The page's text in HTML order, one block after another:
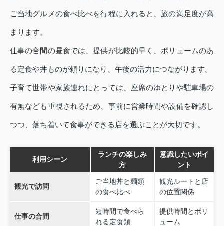
ご当地グルメの食べ比べを行程に入れると、旅の満足度が高
まります。
仕事の合間の昼食では、提供が比較的早く、ボリュームのあ
る定食や丼ものが頼りになり、午後の活力につながります。
子育て世帯や家族連れにとっては、座席のゆとりや駐車場の
有無なども重視されるため、事前に営業時間や設備を確認し
つつ、落ち着いて食事ができる店を選ぶことが大切です。
利用シーン
ランチの楽しみ
方
意識したいポイ
ント
観光で訪問
ご当地丼と麺類
の食べ比べ
観光ルートと店
の位置関係
仕事の合間
短時間で食べら
れる定食類
提供時間とボリ
ューム